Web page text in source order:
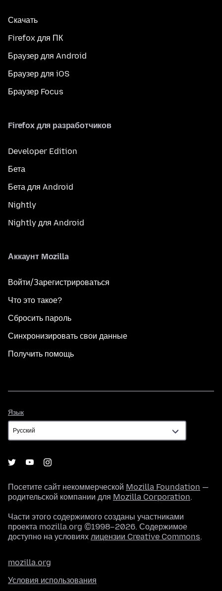
Скачать
Firefox для ПК
Браузер для Android
Браузер для iOS
Браузер Focus
Firefox для разработчиков
Developer Edition
Бета
Бета для Android
Nightly
Nightly для Android
Аккаунт Mozilla
Войти/Зарегистрироваться
Что это такое?
Сбросить пароль
Синхронизировать свои данные
Получить помощь
Язык
Посетите сайт некоммерческой Mozilla Foundation —
родительской компании для Mozilla Corporation.
Части этого содержимого созданы участниками
проекта mozilla.org ©1998–2026. Содержимое
доступно на условиях лицензии Creative Commons.
mozilla.org
Условия использования